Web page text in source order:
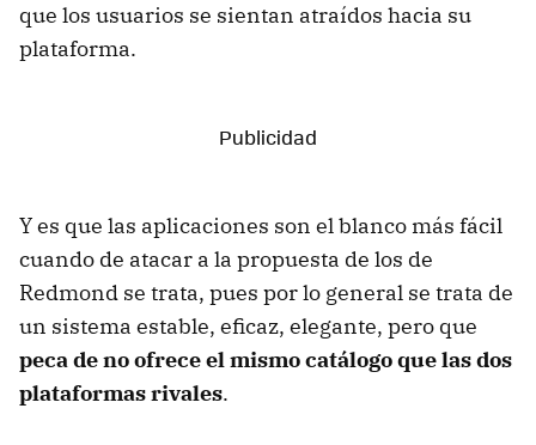
que los usuarios se sientan atraídos hacia su
plataforma.
Y es que las aplicaciones son el blanco más fácil
cuando de atacar a la propuesta de los de
Redmond se trata, pues por lo general se trata de
un sistema estable, eficaz, elegante, pero que
peca de no ofrece el mismo catálogo que las dos
plataformas rivales.